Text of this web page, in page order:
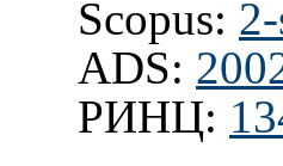
Scopus:
ADS:
РИНЦ: